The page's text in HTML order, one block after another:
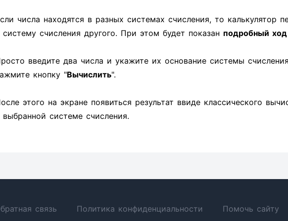
числа находятся в разных системах счисления, то калькулятор
систему счисления другого. При этом будет показан подробный
введите два числа и укажите их основание системы
кнопку "Вычислить".
этого на экране появиться результат ввиде классического
выбранной системе счисления.
связь Политика конфиденциальности Помочь сайту